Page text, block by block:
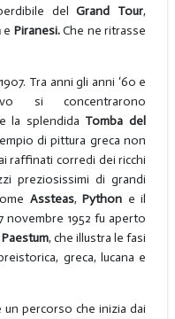
delGrand Tour,
e Piranesi.Che ne ritrasse
Tra anni gli anni ‘60 e
si concentrarono
la splendida Tomba del
di pittura greca non
raffinati corredi dei ricchi
preziosissimi di grandi
Assteas,Python e il
novembre 1952 fu aperto
, che illustra le fasi
greca, lucana e
un percorso che inizia dai